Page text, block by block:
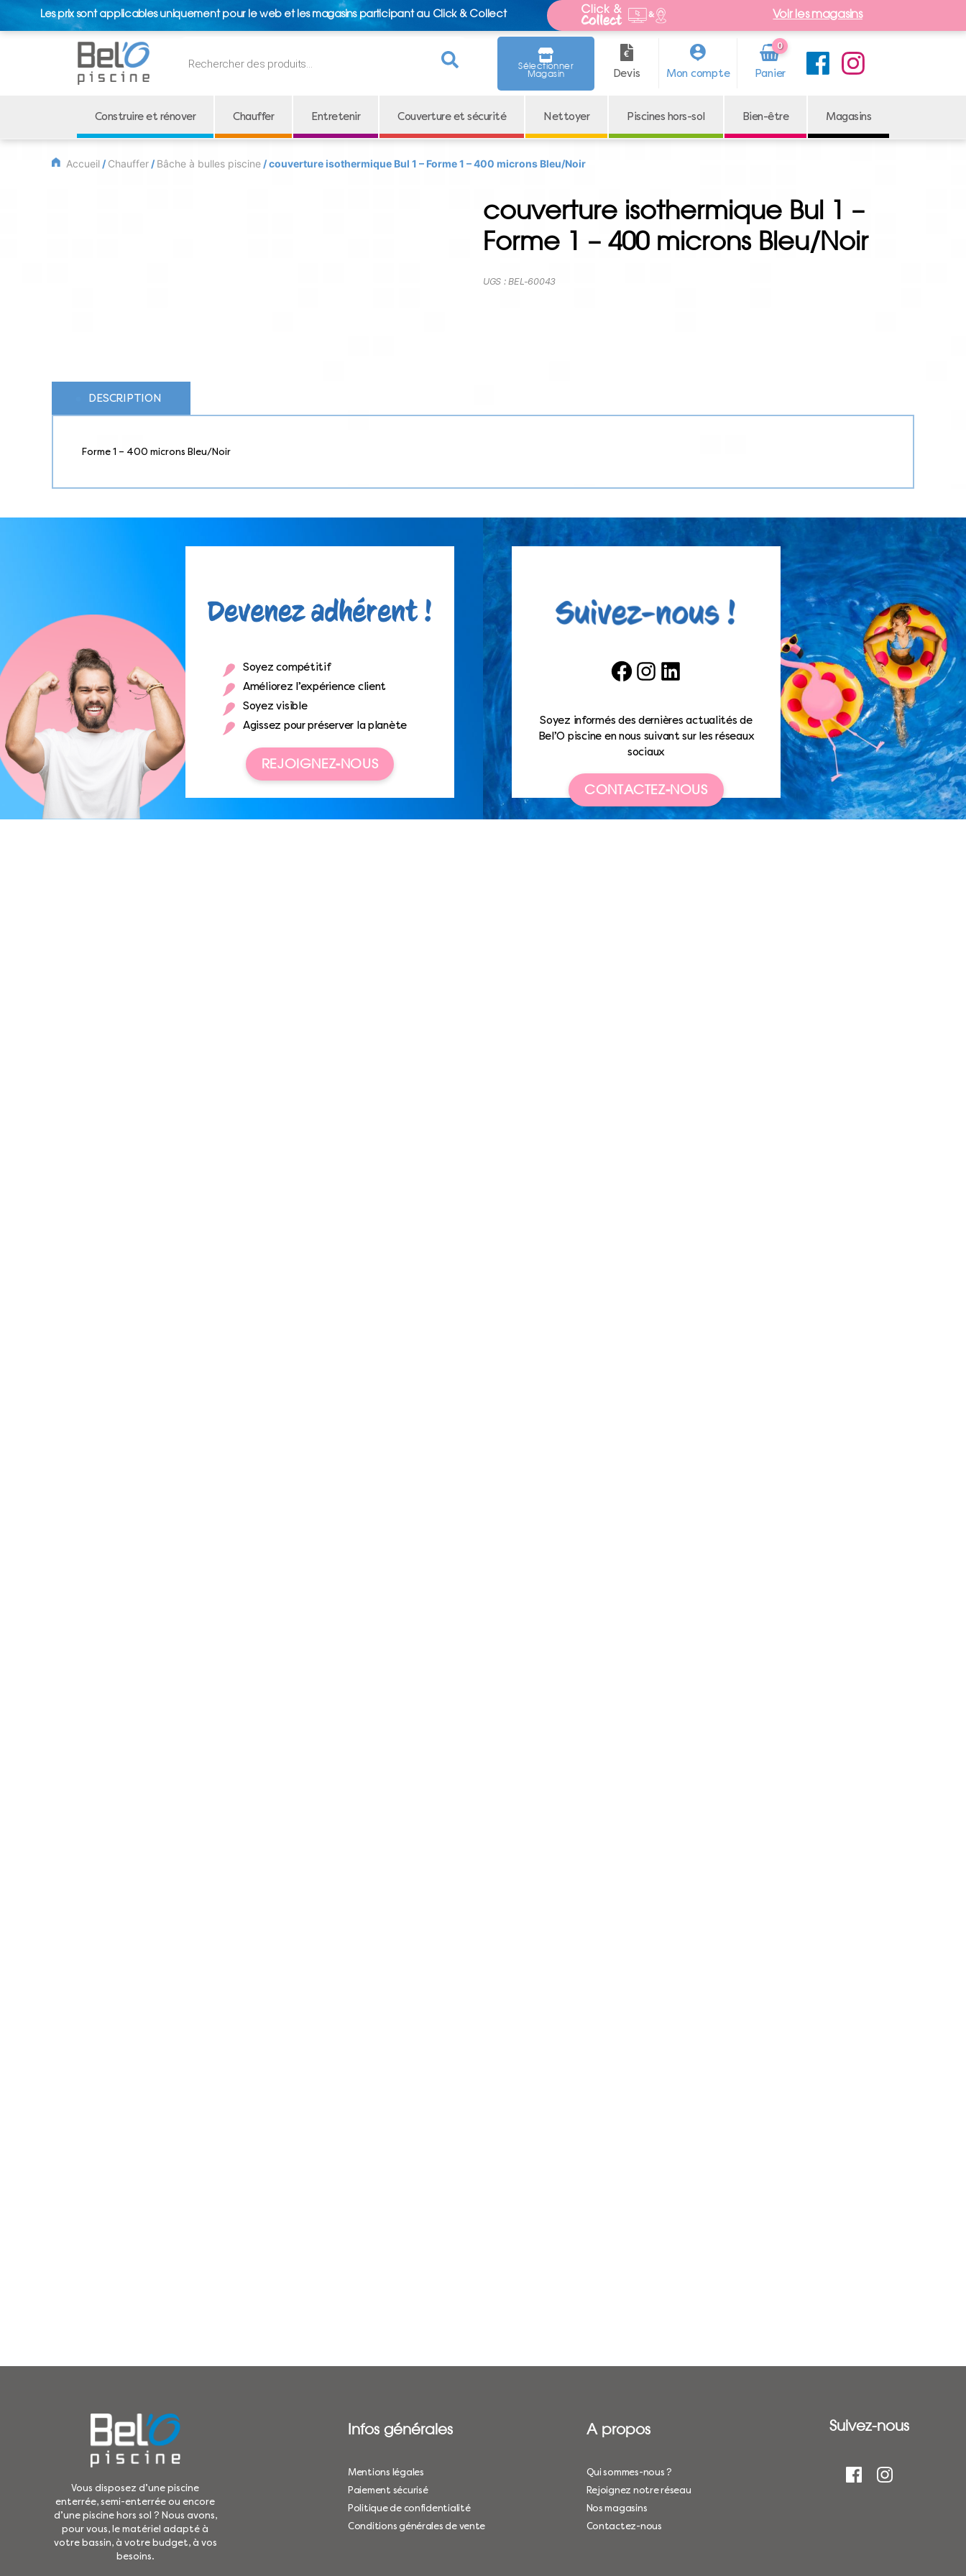
Les prix sont applicables uniquement pour le web et les magasins participant au Click & Collect Voir les magasins
de
Sélectionner
Magasin Devis Mon compte
0
Arti
cle
Construire et rénover Chauffer Entretenir Couverture et sécurité Nettoyer Piscines hors-sol Bien-être Magasins
Accueil / Chauffer / Bâche à bulles piscine / couverture isothermique Bul 1 – Forme 1 – 400 microns Bleu/Noir
couverture isothermique Bul 1 –
Forme 1 – 400 microns Bleu/Noir
UGS :BEL-60043
DESCRIPTION
Forme 1 – 400 microns Bleu/Noir
Soyez compétitif
Améliorez l’expérience client
Soyez visible
Agissez pour préserver la planète
REJOIGNEZ-NOUS
FacebookInstagramLinkedIn
Soyez informés des dernières actualités de
Bel’O piscine en nous suivant sur les réseaux
sociaux
CONTACTEZ-NOUS
Vous disposez d’une piscine
enterrée, semi-enterrée ou encore
d’une piscine hors sol ? Nous avons,
pour vous, le matériel adapté à
votre bassin, à votre budget, à vos
besoins.
Infos générales
Mentions légales
Paiement sécurisé
Politique de confidentialité
Conditions générales de vente
A propos
Qui sommes-nous ?
Rejoignez notre réseau
Nos magasins
Contactez-nous
Suivez-nous